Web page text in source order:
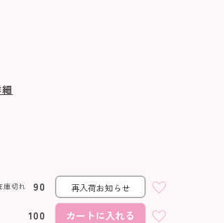
90
庫切れ 再入荷お知らせ
100 カートに入れる